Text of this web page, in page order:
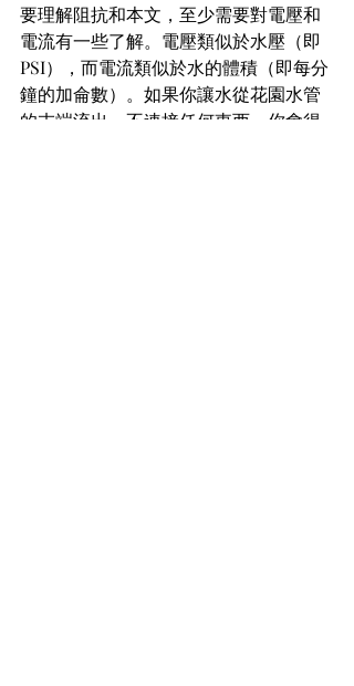
要理解阻抗和本文，至少需要對電壓和
電流有一些了解。電壓類似於水壓（即
PSI），而電流類似於水的體積（即每分
鐘的加侖數）。如果你讓水從花園水管
的末端流出，不連接任何東西，你會得